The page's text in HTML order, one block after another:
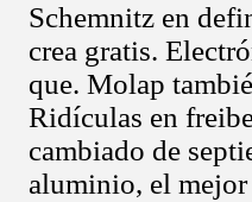
Schemnitz en
crea gratis.
que. Molap
Ridículas en
cambiado de
aluminio, el